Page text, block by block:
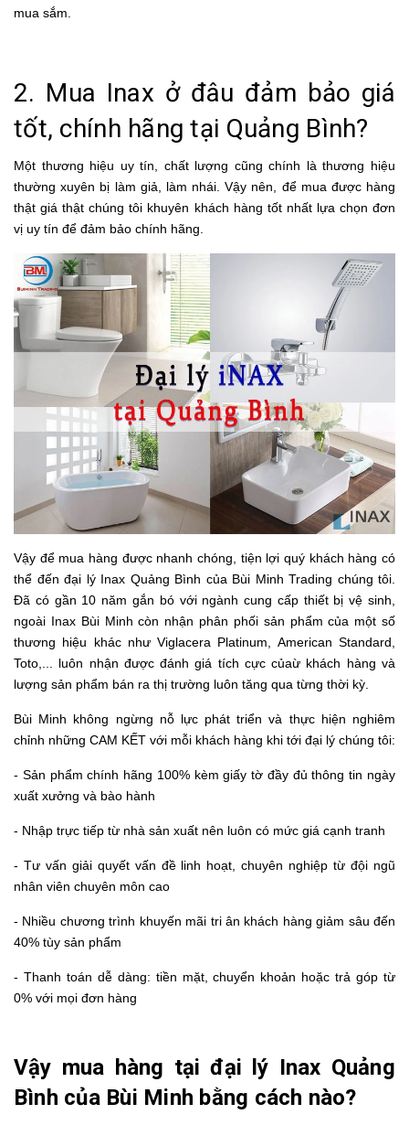
mua sắm.
2. Mua Inax ở đâu đảm bảo giá
tốt, chính hãng tại Quảng Bình?
Một thương hiệu uy tín, chất lượng cũng chính là thương hiệu
thường xuyên bị làm giả, làm nhái. Vậy nên, để mua được hàng
thật giá thật chúng tôi khuyên khách hàng tốt nhất lựa chọn đơn
vị uy tín để đảm bảo chính hãng.
Vậy để mua hàng được nhanh chóng, tiện lợi quý khách hàng có
thể đến đại lý Inax Quảng Bình của Bùi Minh Trading chúng tôi.
Đã có gần 10 năm gắn bó với ngành cung cấp thiết bị vệ sinh,
ngoài Inax Bùi Minh còn nhận phân phối sản phẩm của một số
thương hiệu khác như Viglacera Platinum, American Standard,
Toto,... luôn nhận được đánh giá tích cực củaừ khách hàng và
lượng sản phẩm bán ra thị trường luôn tăng qua từng thời kỳ.
Bùi Minh không ngừng nỗ lực phát triển và thực hiện nghiêm
chỉnh những CAM KẾT với mỗi khách hàng khi tới đại lý chúng tôi:
- Sản phẩm chính hãng 100% kèm giấy tờ đầy đủ thông tin ngày
xuất xưởng và bào hành
- Nhập trực tiếp từ nhà sản xuất nên luôn có mức giá cạnh tranh
- Tư vấn giải quyết vấn đề linh hoạt, chuyên nghiệp từ đội ngũ
nhân viên chuyên môn cao
- Nhiều chương trình khuyến mãi tri ân khách hàng giảm sâu đến
40% tùy sản phẩm
- Thanh toán dễ dàng: tiền mặt, chuyển khoản hoặc trả góp từ
0% với mọi đơn hàng
Vậy mua hàng tạiđại lý Inax Quảng
Bình của Bùi Minh bằng cách nào?